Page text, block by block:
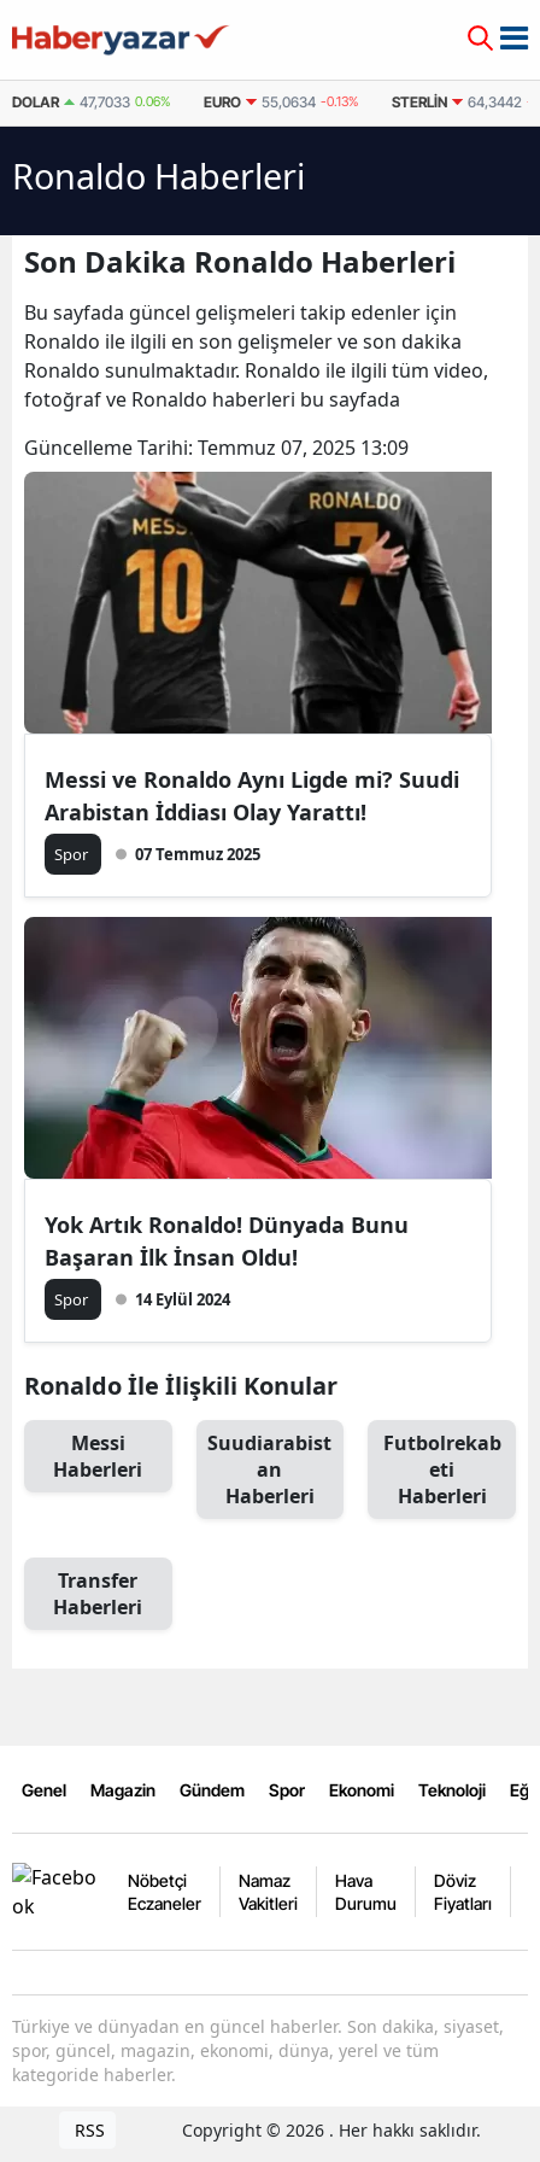
DOLAR 47,7033 0.06% EURO 55,0634 -0.13% STERLIN 64,3442 -
Ronaldo Haberleri
Son Dakika Ronaldo Haberleri
Bu sayfada güncel gelişmeleri takip edenler için
Ronaldo ile ilgili en son gelişmeler ve son dakika
Ronaldo sunulmaktadır. Ronaldo ile ilgili tüm video,
fotoğraf ve Ronaldo haberleri bu sayfada
Güncelleme Tarihi: Temmuz 07, 2025 13:09
Messi ve Ronaldo Aynı Ligde mi? Suudi
Arabistan İddiası Olay Yarattı!
Spor 07 Temmuz 2025
Yok Artık Ronaldo! Dünyada Bunu
Başaran İlk İnsan Oldu!
Spor 14 Eylül 2024
Ronaldo İle İlişkili Konular
Messi
Haberleri
Suudiarabist
an
Haberleri
Futbolrekab
eti
Haberleri
Transfer
Haberleri
Genel Magazin Gündem Spor Ekonomi Teknoloji
Nöbetçi
Eczaneler
Namaz
Vakitleri
Hava
Durumu
Döviz
Fiyatları
Türkiye ve dünyadan en güncel haberler. Son dakika, siyaset,
spor, güncel, magazin, ekonomi, dünya, yerel ve tüm
kategoride haberler.
RSS Copyright © 2026 . Her hakkı saklıdır.